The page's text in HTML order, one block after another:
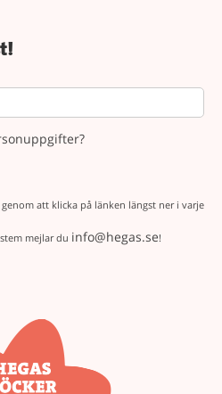
att klicka på länken längst ner i varje
mejlar du info@hegas.se!